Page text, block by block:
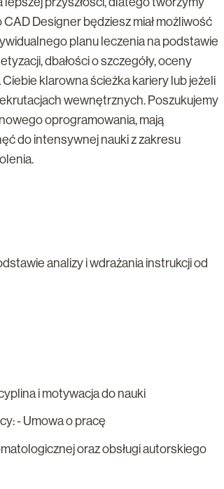
Designer będziesz miał możliwość
planu leczenia na podstawie
dbałości o szczegóły, oceny
klarowna ścieżka kariery lub jeżeli
wewnętrznych. Poszukujemy
oprogramowania, mają
do intensywnej nauki z zakresu
analizy i wdrażania instrukcji od
i motywacja do nauki
- Umowa o pracę
oraz obsługi autorskiego